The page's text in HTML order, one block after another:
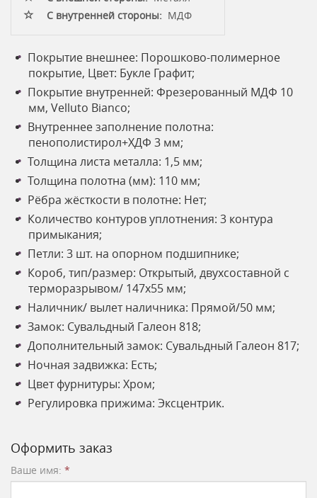
С внутренней стороны: МДФ
Покрытие внешнее: Порошково-полимерное
покрытие, Цвет: Букле Графит;
Покрытие внутренней: Фрезерованный МДФ 10
мм, Velluto Bianco;
Внутреннее заполнение полотна:
пенополистирол+ХДФ 3 мм;
Толщина листа металла: 1,5 мм;
Толщина полотна (мм): 110 мм;
Рёбра жёсткости в полотне: Нет;
Количество контуров уплотнения: 3 контура
примыкания;
Петли: 3 шт. на опорном подшипнике;
Короб, тип/размер: Открытый, двухсоставной с
терморазрывом/ 147х55 мм;
Наличник/ вылет наличника: Прямой/50 мм;
Замок: Сувальдный Галеон 818;
Дополнительный замок: Сувальдный Галеон 817;
Ночная задвижка: Есть;
Цвет фурнитуры: Хром;
Регулировка прижима: Эксцентрик.
Оформить заказ
Ваше имя: *